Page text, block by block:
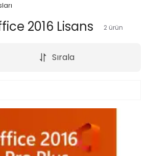
2016 Lisans 2 ürün
Sırala